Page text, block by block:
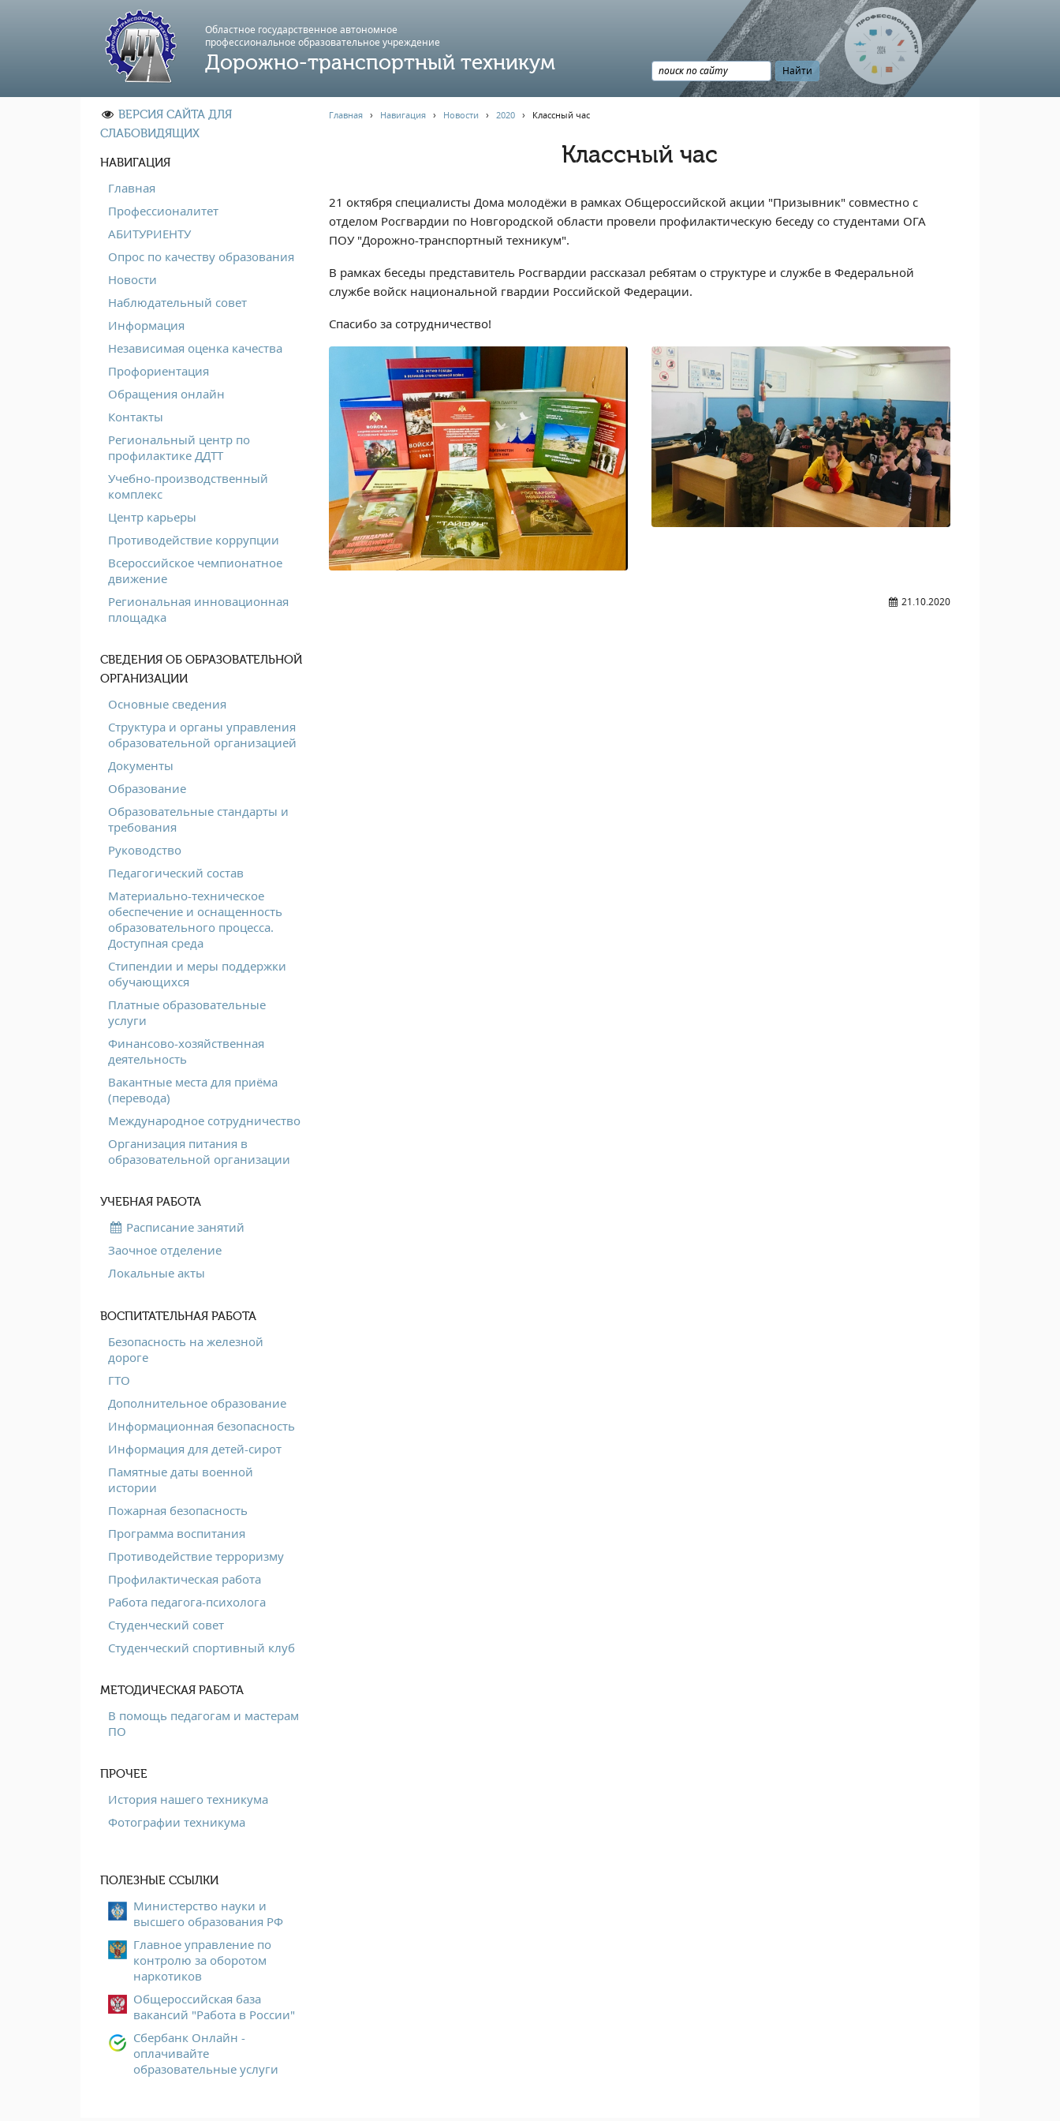
Областное государственное автономное
профессиональноe образовательное учреждение
Дорожно-транспортный техникум
ВЕРСИЯ САЙТА ДЛЯ
СЛАБОВИДЯЩИХ
НАВИГАЦИЯ
Главная
Профессионалитет
АБИТУРИЕНТУ
Опрос по качеству образования
Новости
Наблюдательный совет
Информация
Независимая оценка качества
Профориентация
Обращения онлайн
Контакты
Региональный центр по
профилактике ДДТТ
Учебно-производственный
комплекс
Центр карьеры
Противодействие коррупции
Всероссийское чемпионатное
движение
Региональная инновационная
площадка
СВЕДЕНИЯ ОБ ОБРАЗОВАТЕЛЬНОЙ
ОРГАНИЗАЦИИ
Основные сведения
Структура и органы управления
образовательной организацией
Документы
Образование
Образовательные стандарты и
требования
Руководство
Педагогический состав
Материально-техническое
обеспечение и оснащенность
образовательного процесса.
Доступная среда
Стипендии и меры поддержки
обучающихся
Платные образовательные
услуги
Финансово-хозяйственная
деятельность
Вакантные места для приёма
(перевода)
Международное сотрудничество
Организация питания в
образовательной организации
УЧЕБНАЯ РАБОТА
Расписание занятий
Заочное отделение
Локальные акты
ВОСПИТАТЕЛЬНАЯ РАБОТА
Безопасность на железной
дороге
ГТО
Дополнительное образование
Информационная безопасность
Информация для детей-сирот
Памятные даты военной
истории
Пожарная безопасность
Программа воспитания
Противодействие терроризму
Профилактическая работа
Работа педагога-психолога
Студенческий совет
Студенческий спортивный клуб
МЕТОДИЧЕСКАЯ РАБОТА
В помощь педагогам и мастерам
ПО
ПРОЧЕЕ
История нашего техникума
Фотографии техникума
ПОЛЕЗНЫЕ ССЫЛКИ
Министерство науки и
высшего образования РФ
Главное управление по
контролю за оборотом
наркотиков
Общероссийская база
вакансий "Работа в России"
Сбербанк Онлайн -
оплачивайте
образовательные услуги
Главная› Навигация› Новости › 2020› Классный час
Классный час
21 октября специалисты Дома молодёжи в рамках Общероссийской акции "Призывник" совместно с
отделом Росгвардии по Новгородской области провели профилактическую беседу со студентами ОГА
ПОУ "Дорожно-транспортный техникум".
В рамках беседы представитель Росгвардии рассказал ребятам о структуре и службе в Федеральной
службе войск национальной гвардии Российской Федерации.
Спасибо за сотрудничество!
21.10.2020